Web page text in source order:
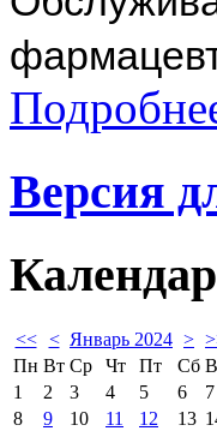
Версия
<< < Январь 2024 >
Пн Вт Ср Чт Пт Сб
1
2 3 4 5 6
7
8
9 10 11 12 13